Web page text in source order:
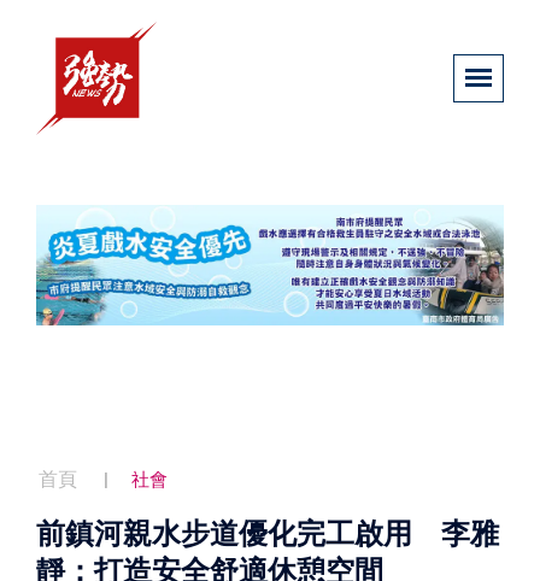
首頁 社會
前鎮河親水步道優化完工啟用 李雅
靜：打造安全舒適休憩空間